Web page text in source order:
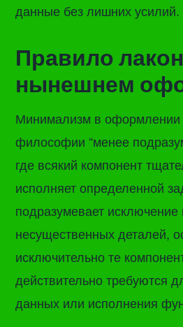
данные без лишних усилий.
Правило
нынешнем
Минимализм в оформлении
философии “менее
где всякий компонент
исполняет определенной
подразумевает исключение
несущественных деталей,
исключительно те
действительно требуются
данных или исполнения